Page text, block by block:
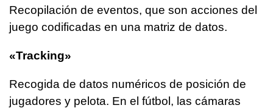
Recopilación de eventos, que son acciones del
juego codificadas en una matriz de datos.
«Tracking»
Recogida de datos numéricos de posición de
jugadores y pelota. En el fútbol, las cámaras